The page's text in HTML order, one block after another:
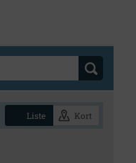
Liste Kort